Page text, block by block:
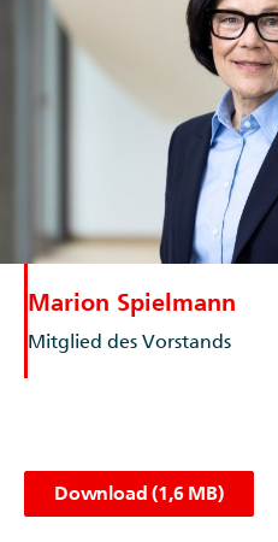
Marion Spielmann
Mitglied des Vorstands
Download (1,6 MB)